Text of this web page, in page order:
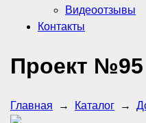
Видеоотзывы
Контакты
Проект №95
Главная → Каталог →